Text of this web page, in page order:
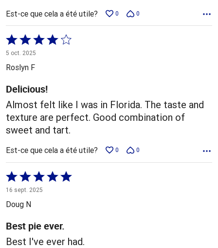
Est-ce que cela a été utile? 0 0
Coté
4 sur
5
5 oct. 2025
Roslyn F
Delicious!
Almost felt like I was in Florida. The taste and
texture are perfect. Good combination of
sweet and tart.
Est-ce que cela a été utile? 0 0
Coté
5 sur
5
16 sept. 2025
Doug N
Best pie ever.
Best I've ever had.